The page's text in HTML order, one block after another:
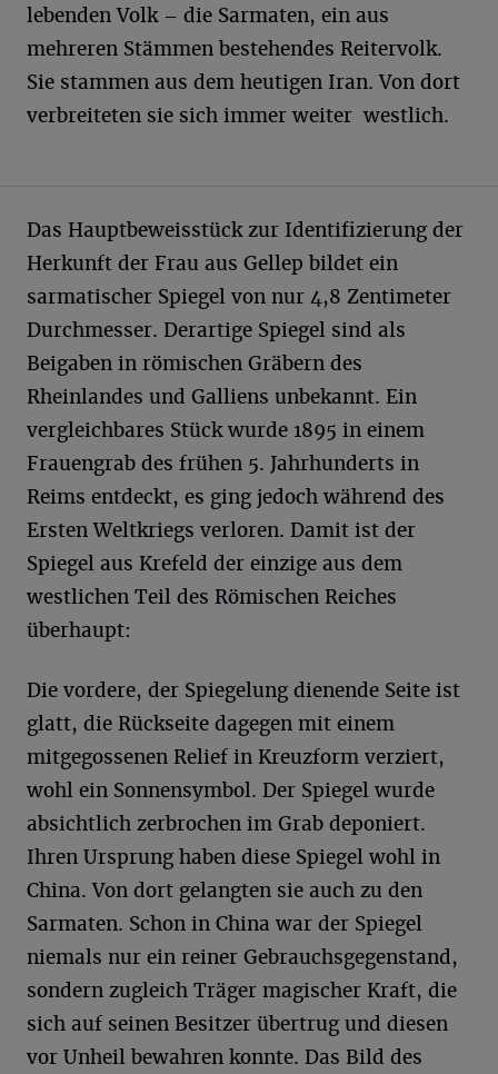
lebenden Volk – die Sarmaten, ein aus
mehreren Stämmen bestehendes Reitervolk.
Sie stammen aus dem heutigen Iran. Von dort
verbreiteten sie sich immer weiter westlich.
Das Hauptbeweisstück zur Identifizierung der
Herkunft der Frau aus Gellep bildet ein
sarmatischer Spiegel von nur 4,8 Zentimeter
Durchmesser. Derartige Spiegel sind als
Beigaben in römischen Gräbern des
Rheinlandes und Galliens unbekannt. Ein
vergleichbares Stück wurde 1895 in einem
Frauengrab des frühen 5. Jahrhunderts in
Reims entdeckt, es ging jedoch während des
Ersten Weltkriegs verloren. Damit ist der
Spiegel aus Krefeld der einzige aus dem
westlichen Teil des Römischen Reiches
überhaupt:
Die vordere, der Spiegelung dienende Seite ist
glatt, die Rückseite dagegen mit einem
mitgegossenen Relief in Kreuzform verziert,
wohl ein Sonnensymbol. Der Spiegel wurde
absichtlich zerbrochen im Grab deponiert.
Ihren Ursprung haben diese Spiegel wohl in
China. Von dort gelangten sie auch zu den
Sarmaten. Schon in China war der Spiegel
niemals nur ein reiner Gebrauchsgegenstand,
sondern zugleich Träger magischer Kraft, die
sich auf seinen Besitzer übertrug und diesen
vor Unheil bewahren konnte. Das Bild des